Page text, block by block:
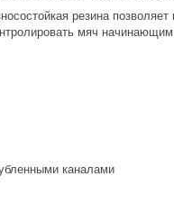
резина
мяч
каналами